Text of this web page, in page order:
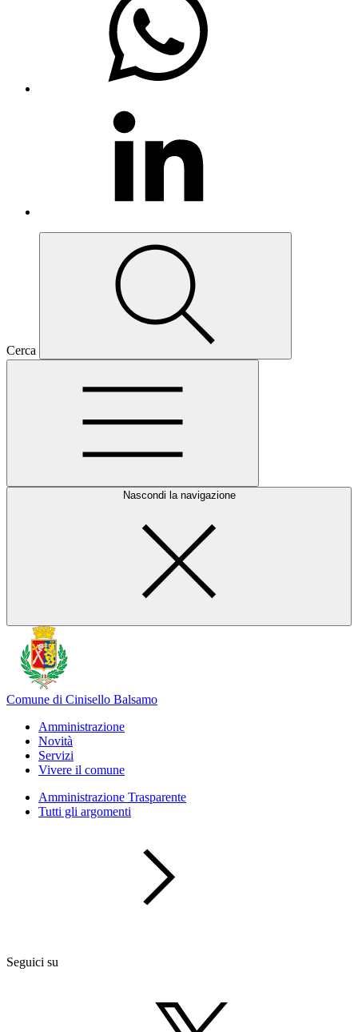
Cerca
Nascondi la navigazione
Comune di Cinisello Balsamo
Amministrazione
Novità
Servizi
Vivere il comune
Amministrazione Trasparente
Tutti gli argomenti
Seguici su